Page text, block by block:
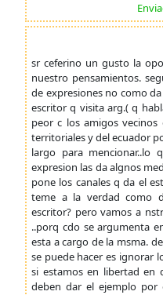
sr ceferino un gusto la
nuestro pensamientos.
de expresiones no como
escritor q visita arg.( q
peor c los amigos
territoriales y del ecuador
largo para
expresion las da algnos
pone los canales q da el
teme a la verdad como
escritor? pero vamos a
..porq cdo se argumenta
esta a cargo de la msma.
se puede hacer es ignorar
si estamos en libertad en
deben dar el ejemplo